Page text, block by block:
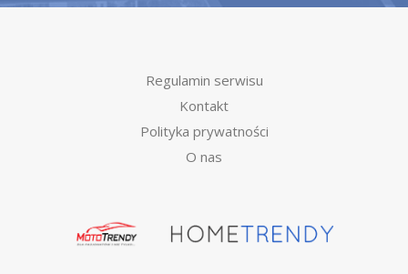
Regulamin serwisu
Kontakt
Polityka prywatności
O nas